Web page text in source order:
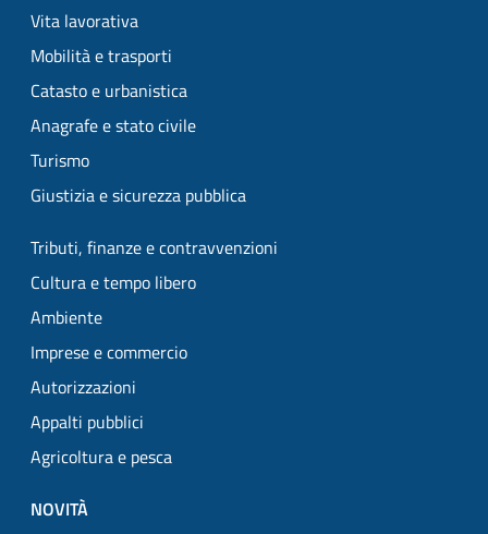
Vita lavorativa
Mobilità e trasporti
Catasto e urbanistica
Anagrafe e stato civile
Turismo
Giustizia e sicurezza pubblica
Tributi, finanze e contravvenzioni
Cultura e tempo libero
Ambiente
Imprese e commercio
Autorizzazioni
Appalti pubblici
Agricoltura e pesca
NOVITÀ